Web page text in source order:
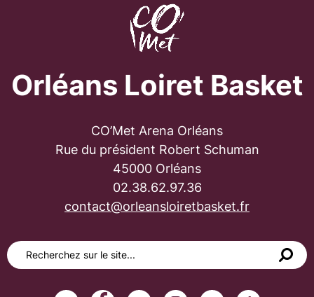
Orléans Loiret Basket
CO’Met Arena Orléans
Rue du président Robert Schuman
45000 Orléans
02.38.62.97.36
contact@orleansloiretbasket.fr